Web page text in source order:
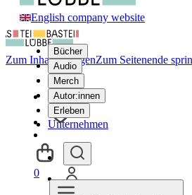
English company website
Bücher
Audio
Merch
Autor:innen
Erleben
Unternehmen
Zum Inhalt springenZum Seitenende
0